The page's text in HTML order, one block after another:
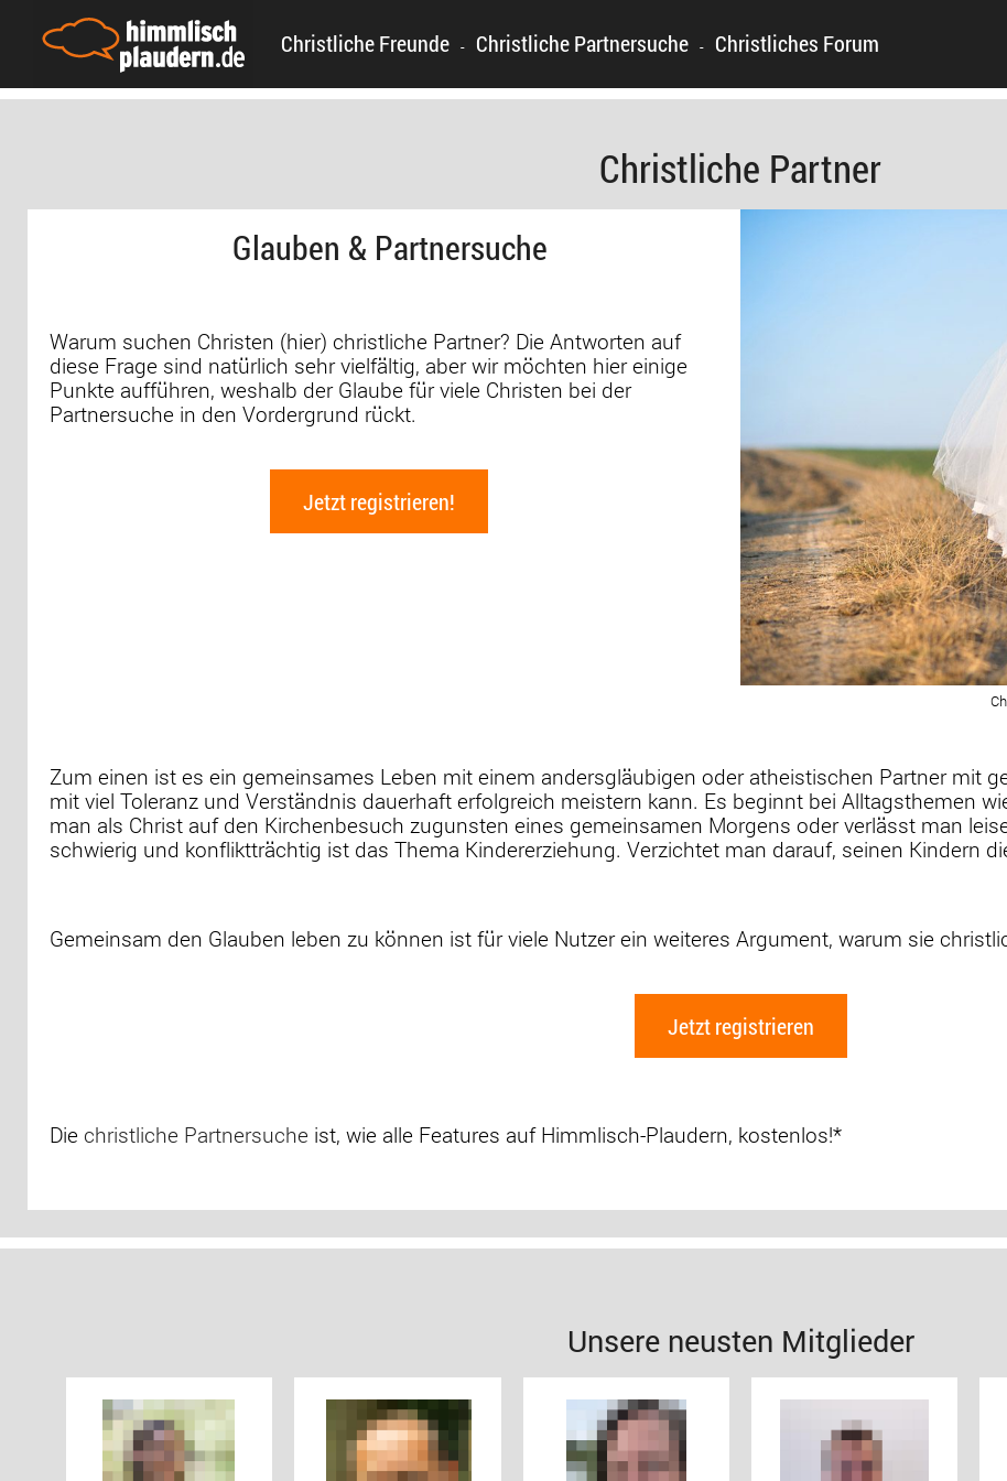
Christliche Freunde - Christliche Partnersuche - Christliches Forum
Christliche Partner
Glauben & Partnersuche
Warum suchen Christen (hier) christliche Partner? Die Antworten auf
diese Frage sind natürlich sehr vielfältig, aber wir möchten hier einige
Punkte aufführen, weshalb der Glaube für viele Christen bei der
Partnersuche in den Vordergrund rückt.
Jetzt registrieren!
Zum einen ist es ein gemeinsames Leben mit einem andersgläubigen oder atheistischen Partner mit
mit viel Toleranz und Verständnis dauerhaft erfolgreich meistern kann. Es beginnt bei Alltagsthemen
man als Christ auf den Kirchenbesuch zugunsten eines gemeinsamen Morgens oder verlässt man
schwierig und konfliktträchtig ist das Thema Kindererziehung. Verzichtet man darauf, seinen Kindern
Gemeinsam den Glauben leben zu können ist für viele Nutzer ein weiteres Argument, warum sie
Jetzt registrieren
Die christliche Partnersuche ist, wie alle Features auf Himmlisch-Plaudern, kostenlos!*
Unsere neusten Mitglieder